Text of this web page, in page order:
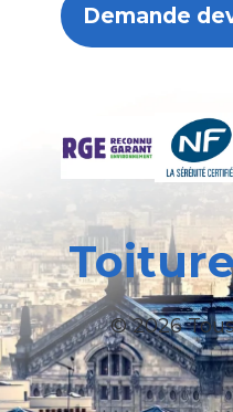
Demande
© 2026